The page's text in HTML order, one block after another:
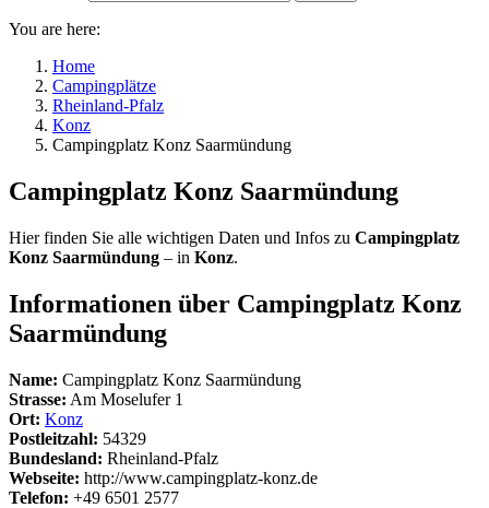
You are here:
Home
Campingplätze
Rheinland-Pfalz
Konz
Campingplatz Konz Saarmündung
Campingplatz Konz Saarmündung
Hier finden Sie alle wichtigen Daten und Infos zu Campingplatz
Konz Saarmündung – in Konz.
Informationen über Campingplatz Konz
Saarmündung
Name: Campingplatz Konz Saarmündung
Strasse: Am Moselufer 1
Ort: Konz
Postleitzahl: 54329
Bundesland: Rheinland-Pfalz
Webseite: http://www.campingplatz-konz.de
Telefon: +49 6501 2577